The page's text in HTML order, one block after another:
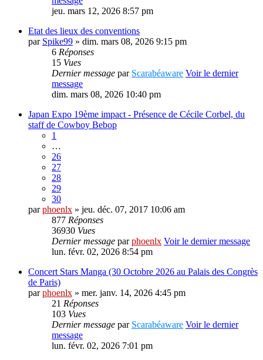
jeu. mars 12, 2026 8:57 pm
Etat des lieux des conventions
par Spike99 » dim. mars 08, 2026 9:15 pm
6 Réponses
15 Vues
Dernier message par Scarabéaware Voir le dernier
message
dim. mars 08, 2026 10:40 pm
Japan Expo 19ème impact - Présence de Cécile Corbel, du
staff de Cowboy Bebop
1
…
26
27
28
29
30
parphoenlx » jeu. déc. 07, 2017 10:06 am
877 Réponses
36930 Vues
Dernier message parphoenlx Voir le dernier message
lun. févr. 02, 2026 8:54 pm
Concert Stars Manga (30 Octobre 2026 au Palais des Congrès
de Paris)
parphoenlx » mer. janv. 14, 2026 4:45 pm
21 Réponses
103 Vues
Dernier message par Scarabéaware Voir le dernier
message
lun. févr. 02, 2026 7:01 pm